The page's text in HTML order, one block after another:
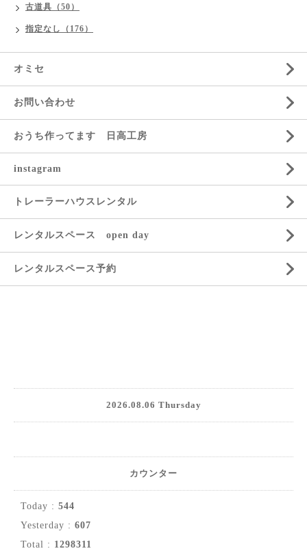
古道具（50）
指定なし（176）
オミセ
お問い合わせ
おうち作ってます 日高工房
instagram
トレーラーハウスレンタル
レンタルスペース open day
レンタルスペース予約
2026.08.06 Thursday
カウンター
Today : 544
Yesterday : 607
Total : 1298311